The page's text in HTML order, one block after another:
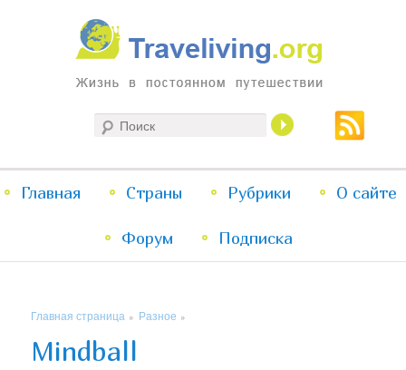
Traveliving
Жизнь в постоянном путешествии
меню
Перейти
к
Перейти
к
Главная Страны Рубрики О сайте
Форум Подписка
Главная страница » Разное »
Mindball